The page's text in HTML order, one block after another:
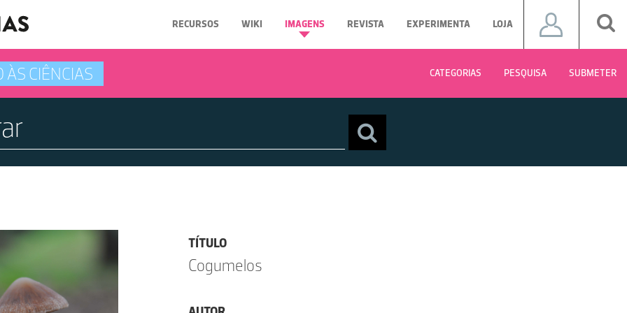
RECURSOS WIKI IMAGENS REVISTA EXPERIMENTA LOJA
ÀS CIÊNCIAS CATEGORIAS PESQUISA SUBMETER
TÍTULO
Cogumelos